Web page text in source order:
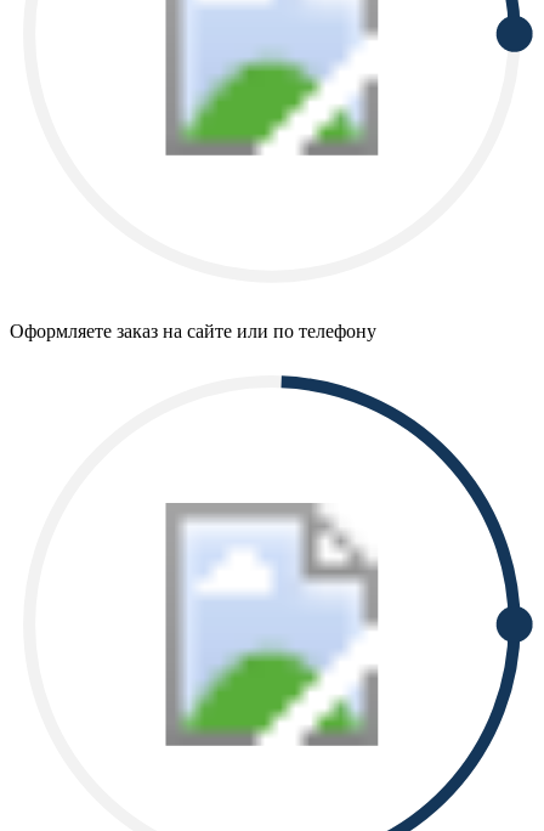
Оформляете заказ на сайте или по телефону